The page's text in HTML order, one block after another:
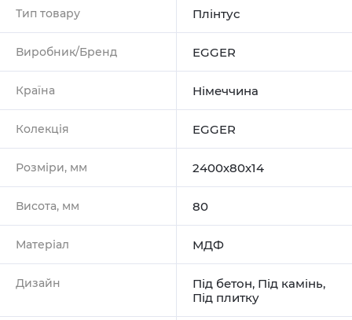
Тип товару Плінтус
Виробник/Бренд EGGER
Країна Німеччина
Колекція EGGER
Розміри, мм 2400х80х14
Висота, мм 80
Матеріал МДФ
Дизайн Під бетон, Під камінь,
Під плитку